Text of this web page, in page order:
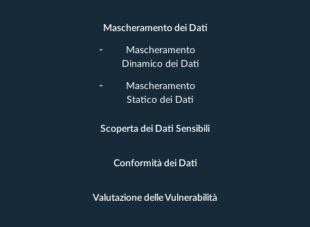
Mascheramento dei Dati
Mascheramento
Dinamico dei Dati
Mascheramento
Statico dei Dati
Scoperta dei Dati Sensibili
Conformità dei Dati
Valutazione delle Vulnerabilità